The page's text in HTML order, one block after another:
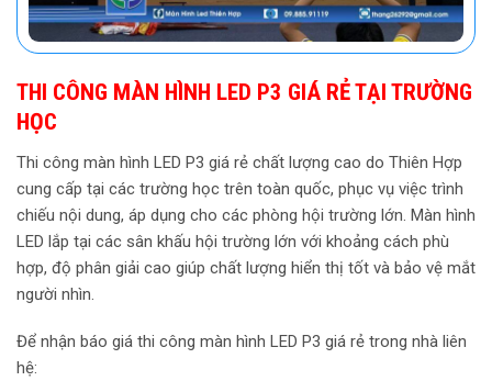
THI CÔNG MÀN HÌNH LED P3 GIÁ RẺ TẠI TRƯỜNG
HỌC
Thi công màn hình LED P3 giá rẻ chất lượng cao do Thiên Hợp
cung cấp tại các trường học trên toàn quốc, phục vụ việc trình
chiếu nội dung, áp dụng cho các phòng hội trường lớn. Màn hình
LED lắp tại các sân khấu hội trường lớn với khoảng cách phù
hợp, độ phân giải cao giúp chất lượng hiển thị tốt và bảo vệ mắt
người nhìn.
Để nhận báo giá thi công màn hình LED P3 giá rẻ trong nhà liên
hệ: